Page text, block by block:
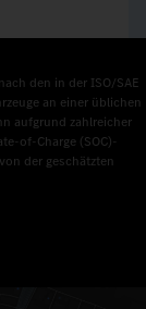
den in der ISO/SAE
an einer üblichen
aufgrund zahlreicher
of-Charge (SOC)-
der geschätzten